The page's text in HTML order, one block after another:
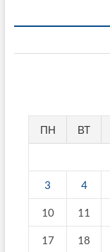
ПН ВТ
3 4
10 11
17 18